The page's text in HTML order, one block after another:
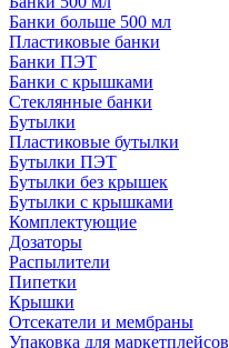
Банки больше 500 мл
Пластиковые банки
Банки ПЭТ
Банки с крышками
Стеклянные банки
Бутылки
Пластиковые бутылки
Бутылки ПЭТ
Бутылки без крышек
Бутылки с крышками
Комплектующие
Дозаторы
Распылители
Пипетки
Крышки
Отсекатели и мембраны
Упаковка для маркетплейсов